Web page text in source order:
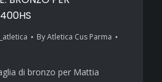
ByAtletica Cus Parma
di bronzo per Mattia